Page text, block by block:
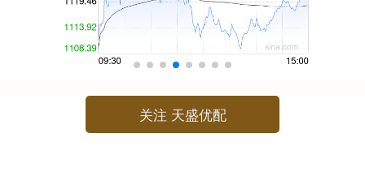
关注 天盛优配